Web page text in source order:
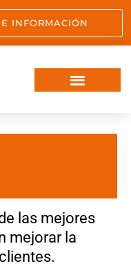
INFORMACIÓN
las mejores
mejorar la